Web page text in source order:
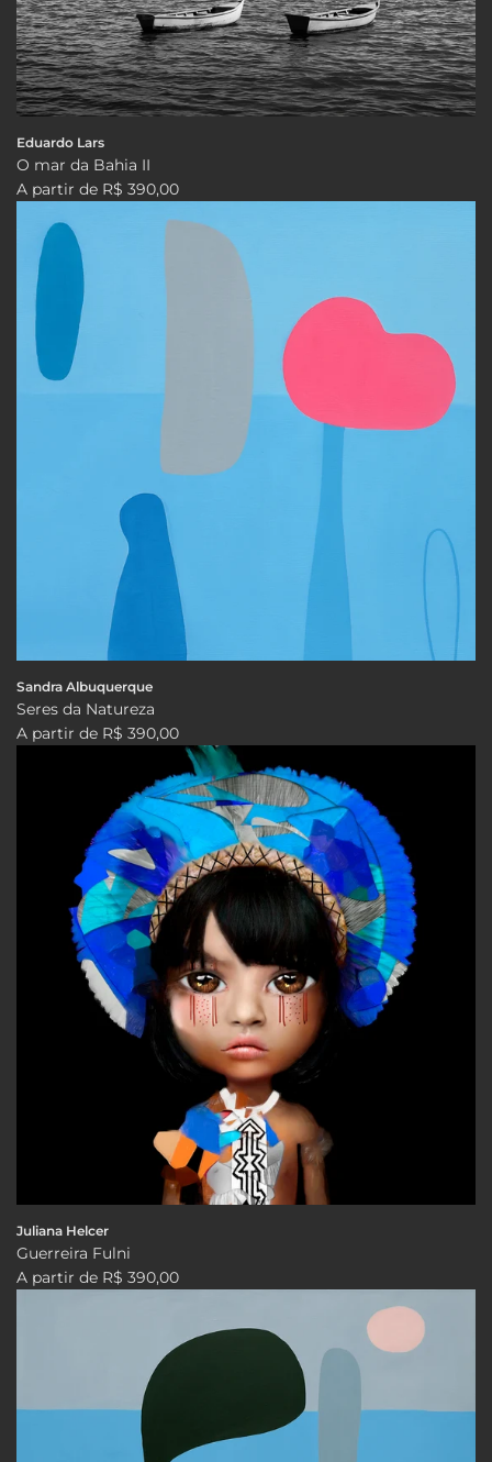
Eduardo Lars
O mar da Bahia II
A partir de R$ 390,00
Sandra Albuquerque
Seres da Natureza
A partir de R$ 390,00
Juliana Helcer
Guerreira Fulni
A partir de R$ 390,00